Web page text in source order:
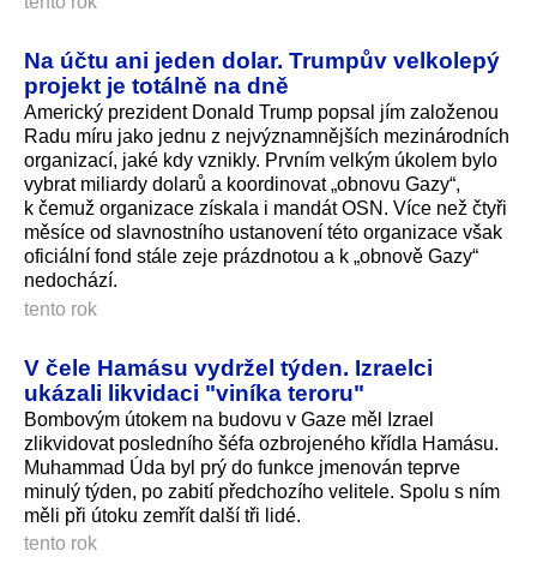
Na účtu ani jeden dolar. Trumpův velkolepý
projekt je totálně na dně
Americký prezident Donald Trump popsal jím založenou
Radu míru jako jednu z nejvýznamnějších mezinárodních
organizací, jaké kdy vznikly. Prvním velkým úkolem bylo
vybrat miliardy dolarů a koordinovat „obnovu Gazy“,
k čemuž organizace získala i mandát OSN. Více než čtyři
měsíce od slavnostního ustanovení této organizace však
oficiální fond stále zeje prázdnotou a k „obnově Gazy“
nedochází.
tento rok
V čele Hamásu vydržel týden. Izraelci
ukázali likvidaci "viníka teroru"
Bombovým útokem na budovu v Gaze měl Izrael
zlikvidovat posledního šéfa ozbrojeného křídla Hamásu.
Muhammad Úda byl prý do funkce jmenován teprve
minulý týden, po zabití předchozího velitele. Spolu s ním
měli při útoku zemřít další tři lidé.
tento rok